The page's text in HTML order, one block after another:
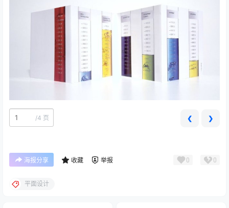
/4 页 ❮ ❯
海报分享 收藏 举报 0 0
平面设计